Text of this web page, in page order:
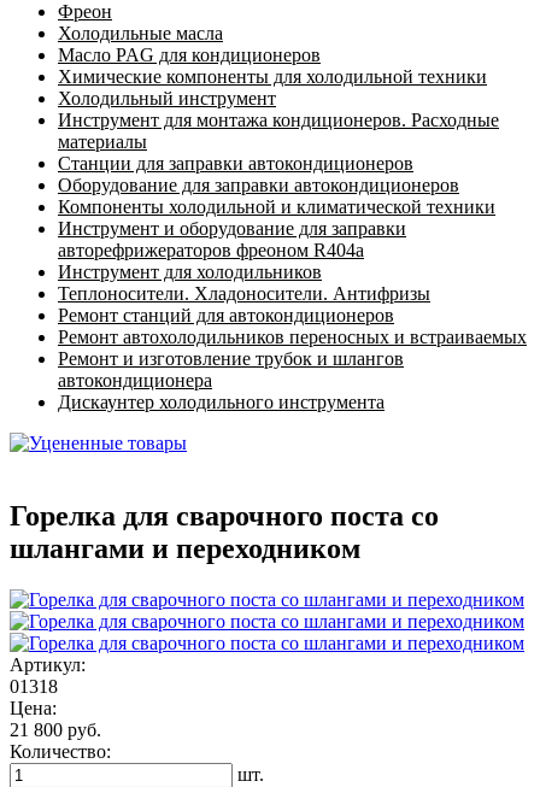
Фреон
Холодильные масла
Масло PAG для кондиционеров
Химические компоненты для холодильной техники
Холодильный инструмент
Инструмент для монтажа кондиционеров. Расходные
материалы
Станции для заправки автокондиционеров
Оборудование для заправки автокондиционеров
Компоненты холодильной и климатической техники
Инструмент и оборудование для заправки
авторефрижераторов фреоном R404a
Инструмент для холодильников
Теплоносители. Хладоносители. Антифризы
Ремонт станций для автокондиционеров
Ремонт автохолодильников переносных и встраиваемых
Ремонт и изготовление трубок и шлангов
автокондиционера
Дискаунтер холодильного инструмента
Горелка для сварочного поста со
шлангами и переходником
Артикул:
01318
Цена:
21 800 руб.
Количество:
шт.